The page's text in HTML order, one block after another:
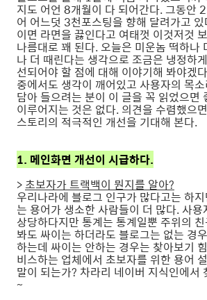
지도 어언 8개월이 다 되어간다. 그동안
어 어느덧 3천포스팅을 향해 달려가고
이면 라면을 끓인다고 여태껏 이것저것
나름대로 꽤 된다. 오늘은 미운놈 떡하나
나 더 때린다는 생각으로 조금은 냉정하
선되어야 할 점에 대해 이야기해 봐야겠
중에서도 생각이 깨어있고 사용자의 목
담아 들으려는 분이 이 글을 꼭 읽었으면
이루어지는 것은 없다. 의견을 수렴했으
스토리의 적극적인 개선을 기대해 본다.
1. 메인화면 개선이 시급하다.
>초보자가 트랙백이 뭔지를 알아?
우리나라에 블로그 인구가 많다고는 하
는 용어가 생소한 사람들이 더 많다. 사
상당하다지만 통계는 통계일뿐 주위의
봐도 싸이는 하더라도 블로그는 없는 경
하는데 싸이는 안하는 경우는 찾아보기
비스하는 업체에서 초보자를 위한 용어
말이 되는가? 차라리 네이버 지식인에서
~